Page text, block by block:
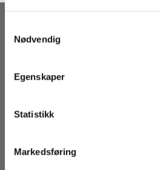
Innhente informasjon om
Identifisere enheten din
Undermer info
kan du lese om
brukes. Du kan hele tiden endre
samtykke fra erklæringen om
Nødvendig
Egenskaper
Statistikk
Markedsføring
YES - HOOK ME UP